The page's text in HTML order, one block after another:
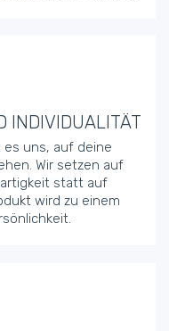
INDIVIDUALITÄT
es uns, auf deine
Wir setzen auf
statt auf
wird zu einem